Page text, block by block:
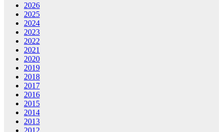
2026
2025
2024
2023
2022
2021
2020
2019
2018
2017
2016
2015
2014
2013
2012